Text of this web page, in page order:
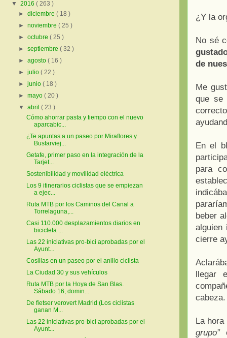
¿Y la
No sé
de
Me
que se
En el
para
beber
alguien
cierre
llegar
cabeza.
La
grupo”
▼ 2016 ( 263 )
►diciembre( 18 )
►noviembre( 25 )
►octubre( 25 )
►septiembre( 32 )
►agosto( 16 )
►julio( 22 )
►junio( 18 )
►mayo( 20 )
▼abril( 23 )
Cómo ahorrar pasta y tiempo con el nuevo
aparcabic...
¿Te apuntas a un paseo por Miraflores y
Bustarviej...
Getafe, primer paso en la integración de la
Tarjet...
Sostenibilidad y movilidad eléctrica
Los 9 itinerarios ciclistas que se empiezan
a ejec...
Ruta MTB por los Caminos del Canal a
Torrelaguna,...
Casi 110.000 desplazamientos diarios en
bicicleta ...
Las 22 iniciativas pro-bici aprobadas por el
Ayunt...
Cosillas en un paseo por el anillo ciclista
La Ciudad 30 y sus vehículos
Ruta MTB por la Hoya de San Blas.
Sábado 16, domin...
De fietser verovert Madrid (Los ciclistas
ganan M...
Las 22 iniciativas pro-bici aprobadas por el
Ayunt...